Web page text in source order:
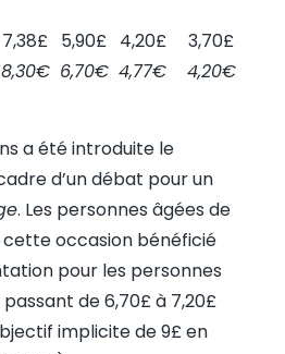
7,38£
8,30€
5,90£
6,70€
4,20£
4,77€
3,70£
4,20€
a été introduite le
d’un débat pour un
. Les personnes âgées de
occasion bénéficié
pour les personnes
de 6,70£ à 7,20£
implicite de 9£ en